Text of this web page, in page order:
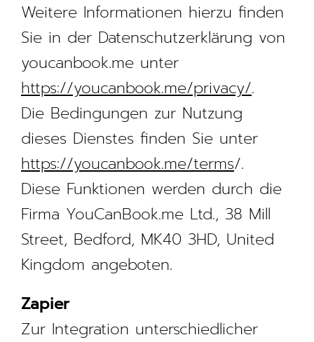
Weitere Informationen hierzu finden
Sie in der Datenschutzerklärung von
youcanbook.me unter
https://youcanbook.me/privacy/.
Die Bedingungen zur Nutzung
dieses Dienstes finden Sie unter
https://youcanbook.me/terms/.
Diese Funktionen werden durch die
Firma YouCanBook.me Ltd., 38 Mill
Street, Bedford, MK40 3HD, United
Kingdom angeboten.
Zapier
Zur Integration unterschiedlicher